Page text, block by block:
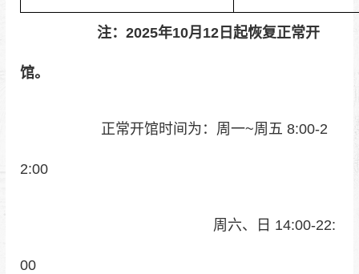
注：2025年10月12日起恢复正常开
馆。
正常开馆时间为：周一~周五 8:00-2
2:00
周六、日 14:00-22:
00